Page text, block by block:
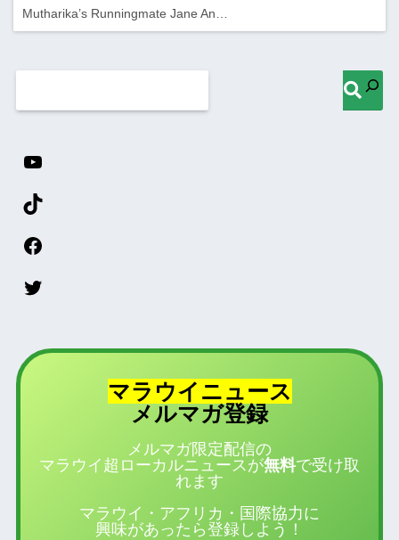
Mutharika’s Runningmate Jane An…
マラウイニュース
メルマガ登録
メルマガ限定配信の
マラウイ超ローカルニュースが無料で受け取
れます
マラウイ・アフリカ・国際協力に
興味があったら登録しよう！